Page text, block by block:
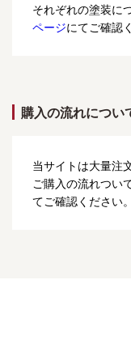
それぞれの塗装に
ページにてご確認
購入の流れについ
当サイトは大量注
ご購入の流れつい
てご確認ください。